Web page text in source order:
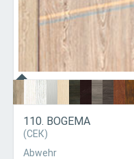
110. BOGEMA
(СЕК)
Abwehr